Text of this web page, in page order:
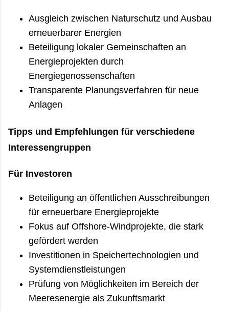
Ausgleich zwischen Naturschutz und Ausbau
erneuerbarer Energien
Beteiligung lokaler Gemeinschaften an
Energieprojekten durch
Energiegenossenschaften
Transparente Planungsverfahren für neue
Anlagen
Tipps und Empfehlungen für verschiedene
Interessengruppen
Für Investoren
Beteiligung an öffentlichen Ausschreibungen
für erneuerbare Energieprojekte
Fokus auf Offshore-Windprojekte, die stark
gefördert werden
Investitionen in Speichertechnologien und
Systemdienstleistungen
Prüfung von Möglichkeiten im Bereich der
Meeresenergie als Zukunftsmarkt